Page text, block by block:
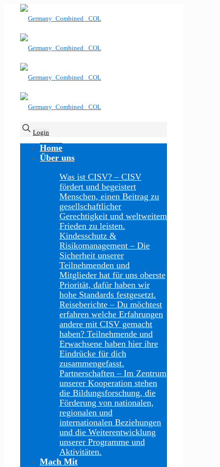
Login
Home
Über uns
Was ist CISV? – CISV
fördert und begeistert
Menschen, einen Beitrag zu
gesellschaftlicher
Gerechtigkeit und weltweitem
Frieden zu leisten.
Kindesschutz &
Risikomanagement – Die
Sicherheit unserer
Teilnehmenden und
Mitglieder hat für uns oberste
Priorität, dafür haben wir
hohe Standards festgesetzt.
Reiseberichte – Du möchtest
erfahren welche Erfahrungen
andere mit CISV gemacht
haben? Teilnehmende und
Erwachsene haben hier ihre
Eindrücke für dich
zusammengefasst.
Partnerschaften – Im Zentrum
unserer Kooperation stehen
die Bildungsforschung, die
Förderung von nationalen,
regionalen und
internationalen Beziehungen
und die Weiterentwicklung
unserer Programme und
Aktivitäten.
Mach Mit